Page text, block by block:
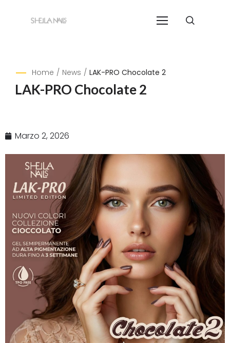
Home / News / LAK-PRO Chocolate 2
LAK-PRO Chocolate 2
Marzo 2, 2026